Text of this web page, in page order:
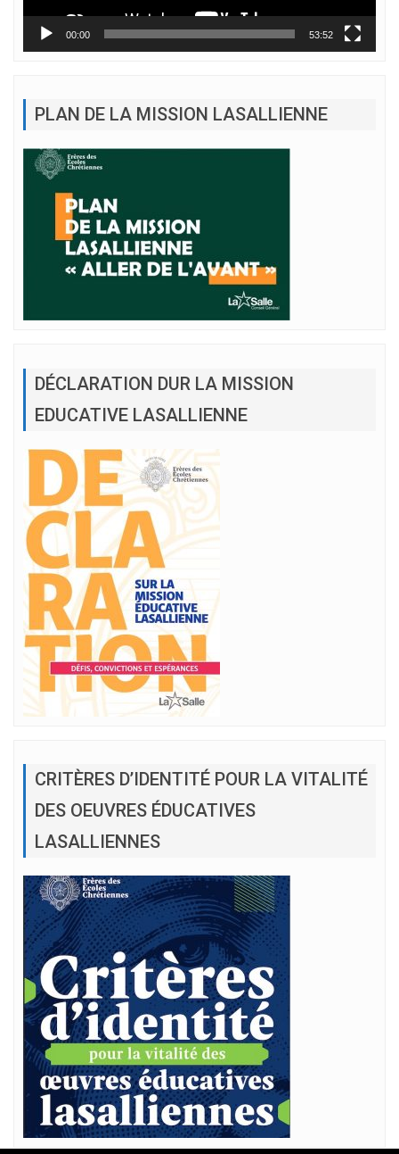
00:00 53:52
PLAN DE LA MISSION LASALLIENNE
DÉCLARATION DUR LA MISSION
EDUCATIVE LASALLIENNE
CRITÈRES D’IDENTITÉ POUR LA VITALITÉ
DES OEUVRES ÉDUCATIVES
LASALLIENNES